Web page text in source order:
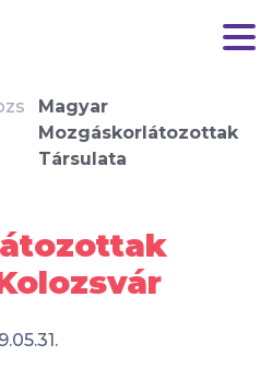
Magyar
Mozgáskorlátozottak
Társulata